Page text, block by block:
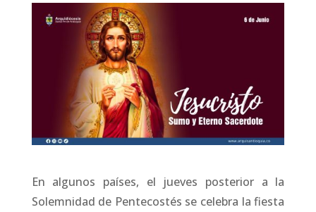
En algunos países, el jueves posterior a la
Solemnidad de Pentecostés se celebra la fiesta